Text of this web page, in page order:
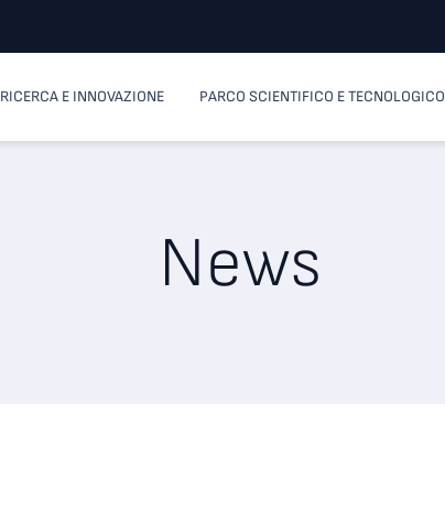
RICERCA E INNOVAZIONE PARCO SCIENTIFICO E TECNOLOGICO
News